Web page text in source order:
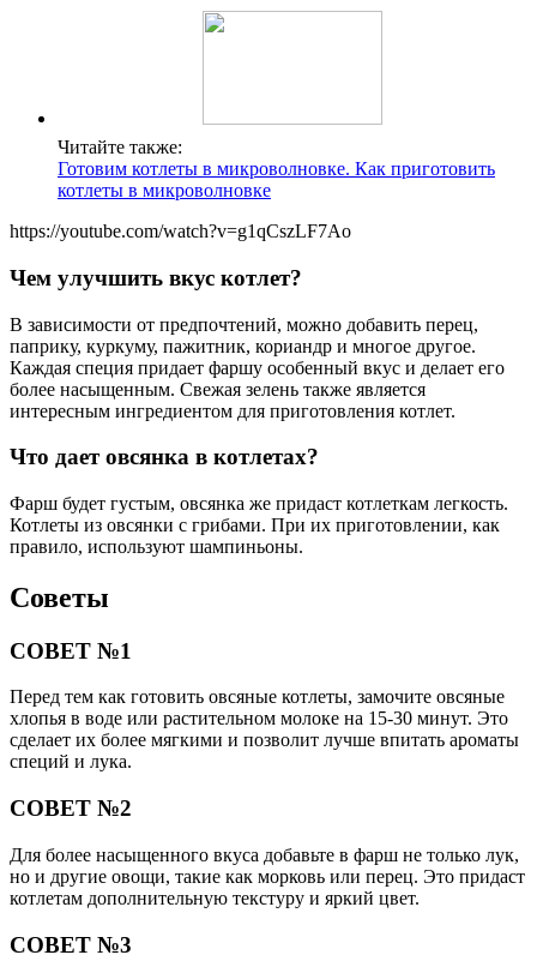
Читайте также:
Готовим котлеты в микроволновке. Как приготовить
котлеты в микроволновке
https://youtube.com/watch?v=g1qCszLF7Ao
Чем улучшить вкус котлет?
В зависимости от предпочтений, можно добавить перец,
паприку, куркуму, пажитник, кориандр и многое другое.
Каждая специя придает фаршу особенный вкус и делает его
более насыщенным. Свежая зелень также является
интересным ингредиентом для приготовления котлет.
Что дает овсянка в котлетах?
Фарш будет густым, овсянка же придаст котлеткам легкость.
Котлеты из овсянки с грибами. При их приготовлении, как
правило, используют шампиньоны.
Советы
СОВЕТ №1
Перед тем как готовить овсяные котлеты, замочите овсяные
хлопья в воде или растительном молоке на 15-30 минут. Это
сделает их более мягкими и позволит лучше впитать ароматы
специй и лука.
СОВЕТ №2
Для более насыщенного вкуса добавьте в фарш не только лук,
но и другие овощи, такие как морковь или перец. Это придаст
котлетам дополнительную текстуру и яркий цвет.
СОВЕТ №3